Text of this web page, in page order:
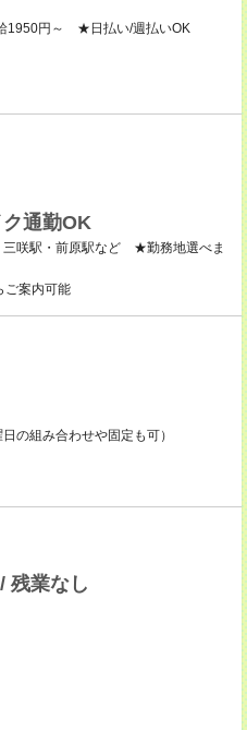
1950円～ ★日払い/週払いOK
通勤OK
三咲駅・前原駅など ★勤務地選べま
案内可能
の組み合わせや固定も可）
残業なし